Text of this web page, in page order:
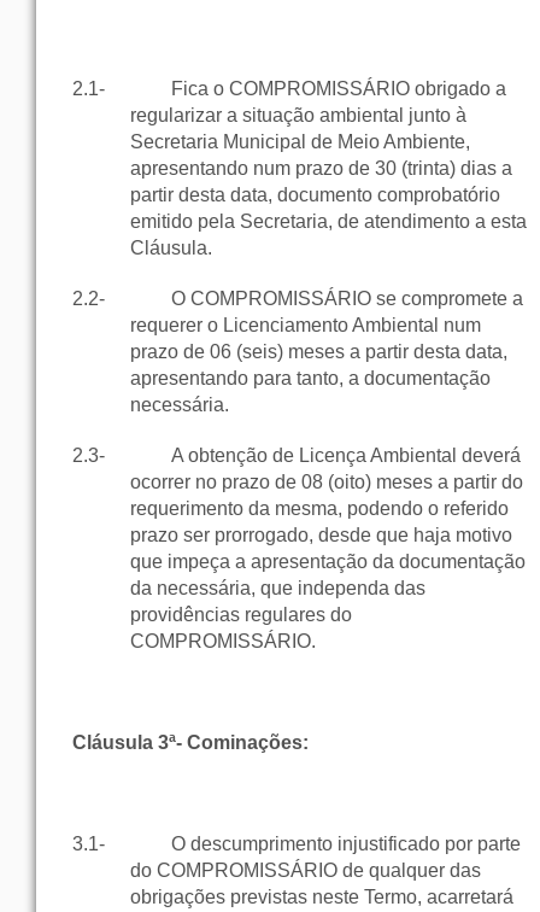
2.1-
Fica o COMPROMISSÁRIO obrigado a
regularizar a situação ambiental junto à
Secretaria Municipal de Meio Ambiente,
apresentando num prazo de 30 (trinta) dias a
partir desta data, documento comprobatório
emitido pela Secretaria, de atendimento a esta
Cláusula.
2.2-
O COMPROMISSÁRIO se compromete a
requerer o Licenciamento Ambiental num
prazo de 06 (seis) meses a partir desta data,
apresentando para tanto, a documentação
necessária.
2.3-
A obtenção de Licença Ambiental deverá
ocorrer no prazo de 08 (oito) meses a partir do
requerimento da mesma, podendo o referido
prazo ser prorrogado, desde que haja motivo
que impeça a apresentação da documentação
da necessária, que independa das
providências regulares do
COMPROMISSÁRIO.
Cláusula 3ª- Cominações:
3.1-
O descumprimento injustificado por parte
do COMPROMISSÁRIO de qualquer das
obrigações previstas neste Termo, acarretará